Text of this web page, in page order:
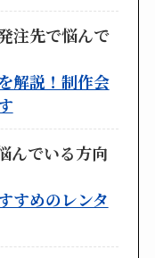
注先で悩んで
解説！制作会
んでいる方向
すめのレンタ